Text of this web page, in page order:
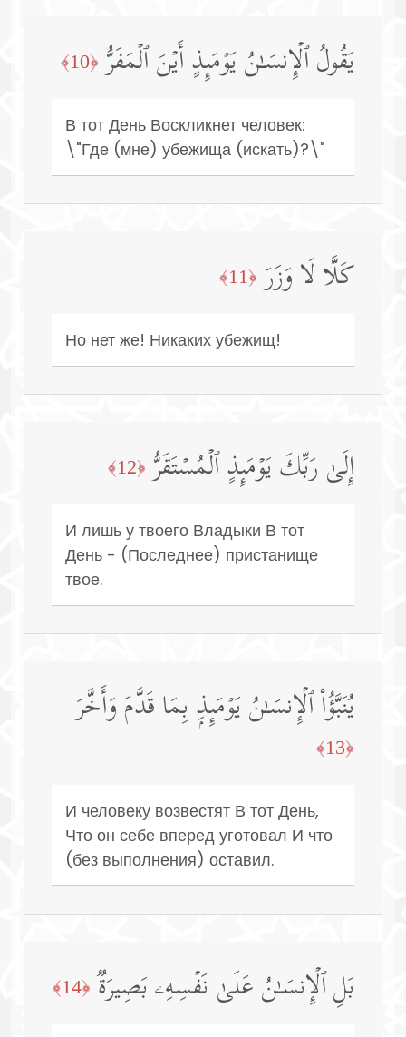
یَقُولُ ٱلۡإِنسَـٰنُ یَوۡمَىِٕذٍ أَیۡنَ ٱلۡمَفَرُّ ﴿10﴾
В тот День Воскликнет человек:
\"Где (мне) убежища (искать)?\"
كَلَّا لَا وَزَرَ ﴿11﴾
Но нет же! Никаких убежищ!
إِلَىٰ رَبِّكَ یَوۡمَىِٕذٍ ٱلۡمُسۡتَقَرُّ ﴿12﴾
И лишь у твоего Владыки В тот
День - (Последнее) пристанище
твое.
یُنَبَّؤُا۟ ٱلۡإِنسَـٰنُ یَوۡمَىِٕذِۭ بِمَا قَدَّمَ وَأَخَّرَ
﴿13﴾
И человеку возвестят В тот День,
Что он себе вперед уготовал И что
(без выполнения) оставил.
بَلِ ٱلۡإِنسَـٰنُ عَلَىٰ نَفۡسِهِۦ بَصِیرَةࣱ ﴿14﴾